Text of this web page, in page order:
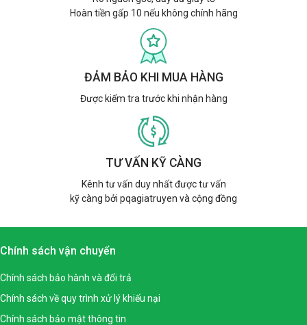
Hoàn tiền gấp 10 nếu không chính hãng
ĐẢM BẢO KHI MUA HÀNG
Được kiểm tra trước khi nhận hàng
TƯ VẤN KỸ CÀNG
Kênh tư vấn duy nhất được tư vấn
kỹ càng bởi pqagiatruyen và cộng đồng
Chính sách vận chuyển
Chính sách bảo hành và đổi trả
Chính sách về quy trình xử lý khiếu nại
Chính sách bảo mật thông tin